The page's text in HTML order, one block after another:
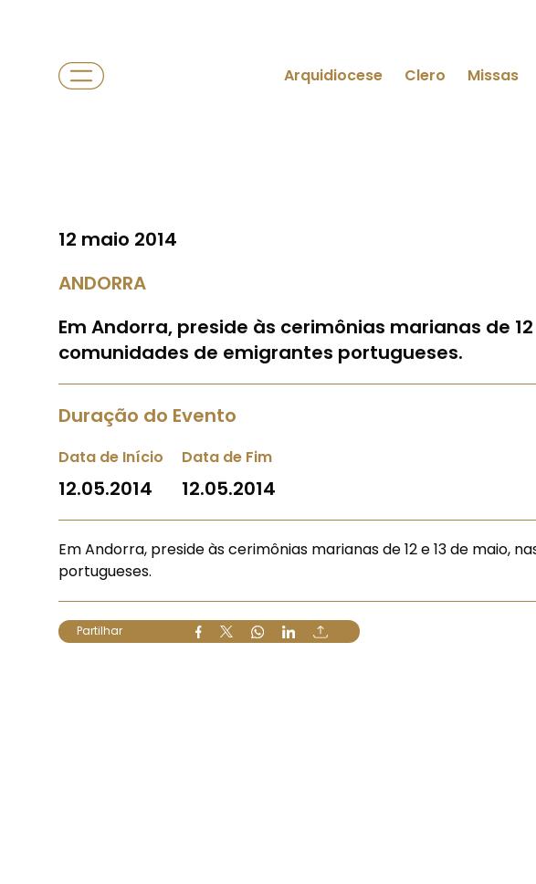
Arquidiocese Clero Missas
12 maio 2014
ANDORRA
Em Andorra, preside às cerimônias marianas de
comunidades de emigrantes portugueses.
Duração do Evento
Data de Início
12.05.2014
Data de Fim
12.05.2014
Em Andorra, preside às cerimônias marianas de 12 e 13 de maio,
portugueses.
Partilhar